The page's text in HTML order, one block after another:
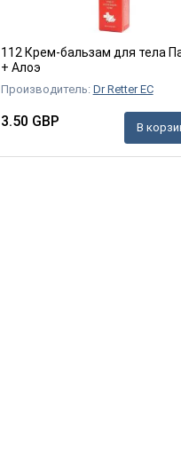
112 Крем-бальзам для тела
+ Алоэ
Производитель: Dr Retter EC
3.50 GBP В